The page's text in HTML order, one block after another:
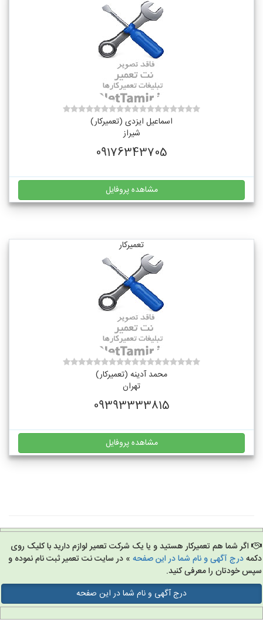
اسماعیل ایزدی (تعمیرکار)
شیراز
09176343705
مشاهده پروفایل
تعمیرکار
محمد آدینه (تعمیرکار)
تهران
09393333815
مشاهده پروفایل
اگر شما هم تعمیرکار هستید و یا یک شرکت تعمیر لوازم دارید با کلیک روی
درج آگهی و نام شما در این صفحه» در سایت نت تعمیر ثبت نام نموده و
خودتان را معرفی کنید.
درج آگهی و نام شما در این صفحه